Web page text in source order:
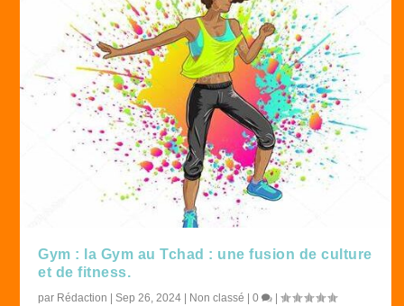
Gym : la Gym au Tchad : une fusion de culture
et de fitness.
par Rédaction |Sep 26, 2024 Non classé |0 |